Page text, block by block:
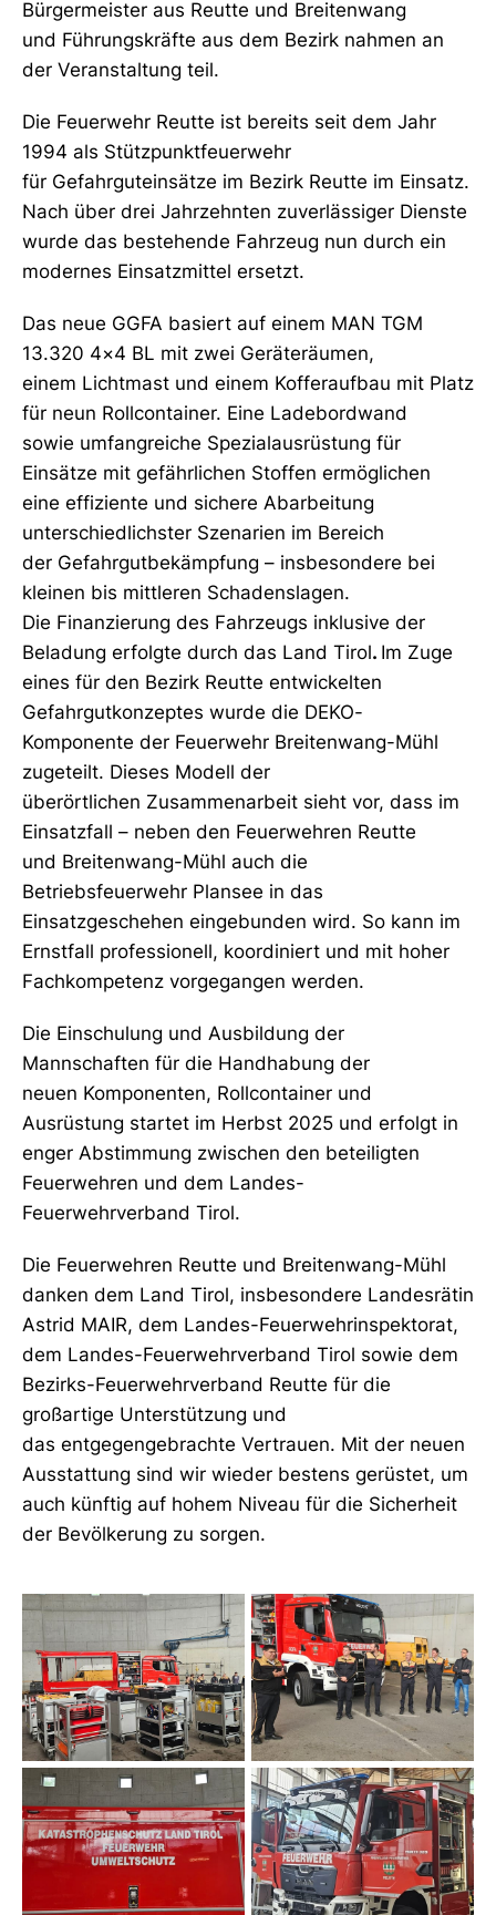
Bürgermeister aus Reutte und Breitenwang
und Führungskräfte aus dem Bezirk nahmen an
der Veranstaltung teil.
Die Feuerwehr Reutte ist bereits seit dem Jahr
1994 als Stützpunktfeuerwehr
für Gefahrguteinsätze im Bezirk Reutte im Einsatz.
Nach über drei Jahrzehnten zuverlässiger Dienste
wurde das bestehende Fahrzeug nun durch ein
modernes Einsatzmittel ersetzt.
Das neue GGFA basiert auf einem MAN TGM
13.320 4×4 BL mit zwei Geräteräumen,
einem Lichtmast und einem Kofferaufbau mit Platz
für neun Rollcontainer. Eine Ladebordwand
sowie umfangreiche Spezialausrüstung für
Einsätze mit gefährlichen Stoffen ermöglichen
eine effiziente und sichere Abarbeitung
unterschiedlichster Szenarien im Bereich
der Gefahrgutbekämpfung – insbesondere bei
kleinen bis mittleren Schadenslagen.
Die Finanzierung des Fahrzeugs inklusive der
Beladung erfolgte durch das Land Tirol. Im Zuge
eines für den Bezirk Reutte entwickelten
Gefahrgutkonzeptes wurde die DEKO-
Komponente der Feuerwehr Breitenwang-Mühl
zugeteilt. Dieses Modell der
überörtlichen Zusammenarbeit sieht vor, dass im
Einsatzfall – neben den Feuerwehren Reutte
und Breitenwang-Mühl auch die
Betriebsfeuerwehr Plansee in das
Einsatzgeschehen eingebunden wird. So kann im
Ernstfall professionell, koordiniert und mit hoher
Fachkompetenz vorgegangen werden.
Die Einschulung und Ausbildung der
Mannschaften für die Handhabung der
neuen Komponenten, Rollcontainer und
Ausrüstung startet im Herbst 2025 und erfolgt in
enger Abstimmung zwischen den beteiligten
Feuerwehren und dem Landes-
Feuerwehrverband Tirol.
Die Feuerwehren Reutte und Breitenwang-Mühl
danken dem Land Tirol, insbesondere Landesrätin
Astrid MAIR, dem Landes-Feuerwehrinspektorat,
dem Landes-Feuerwehrverband Tirol sowie dem
Bezirks-Feuerwehrverband Reutte für die
großartige Unterstützung und
das entgegengebrachte Vertrauen. Mit der neuen
Ausstattung sind wir wieder bestens gerüstet, um
auch künftig auf hohem Niveau für die Sicherheit
der Bevölkerung zu sorgen.